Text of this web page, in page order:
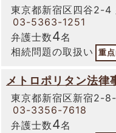
東京都新宿区四谷2-4
03-5363-1251
弁護士数4名
相続問題の取扱い
重
メトロポリタン法律
東京都新宿区新宿2-
03-3356-7618
弁護士数4名